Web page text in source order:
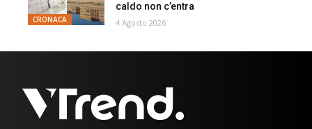
CRONACA
caldo non c’entra
4 Agosto 2026